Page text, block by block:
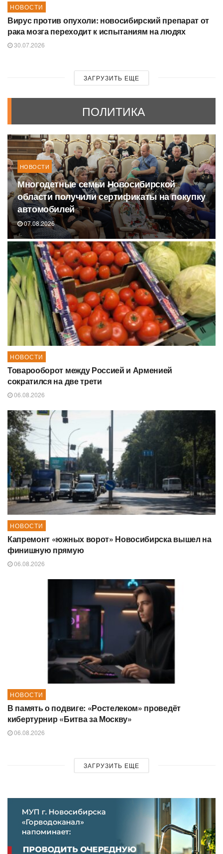
НОВОСТИ
Вирус против опухоли: новосибирский препарат от
рака мозга переходит к испытаниям на людях
30.07.2026
ЗАГРУЗИТЬ ЕЩЕ
ПОЛИТИКА
НОВОСТИ
Многодетные семьи Новосибирской
области получили сертификаты на покупку
автомобилей
07.08.2026
НОВОСТИ
Товарооборот между Россией и Арменией
сократился на две трети
06.08.2026
НОВОСТИ
Капремонт «южных ворот» Новосибирска вышел на
финишную прямую
06.08.2026
НОВОСТИ
В память о подвиге: «Ростелеком» проведёт
кибертурнир «Битва за Москву»
06.08.2026
ЗАГРУЗИТЬ ЕЩЕ